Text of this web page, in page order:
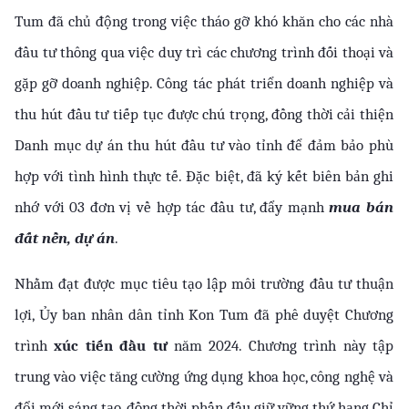
Tum đã chủ động trong việc tháo gỡ khó khăn cho các nhà
đầu tư thông qua việc duy trì các chương trình đối thoại và
gặp gỡ doanh nghiệp. Công tác phát triển doanh nghiệp và
thu hút đầu tư tiếp tục được chú trọng, đồng thời cải thiện
Danh mục dự án thu hút đầu tư vào tỉnh để đảm bảo phù
hợp với tình hình thực tế. Đặc biệt, đã ký kết biên bản ghi
nhớ với 03 đơn vị về hợp tác đầu tư, đẩy mạnh mua bán
đất nền, dự án.
Nhằm đạt được mục tiêu tạo lập môi trường đầu tư thuận
lợi, Ủy ban nhân dân tỉnh Kon Tum đã phê duyệt Chương
trình xúc tiến đầu tư năm 2024. Chương trình này tập
trung vào việc tăng cường ứng dụng khoa học, công nghệ và